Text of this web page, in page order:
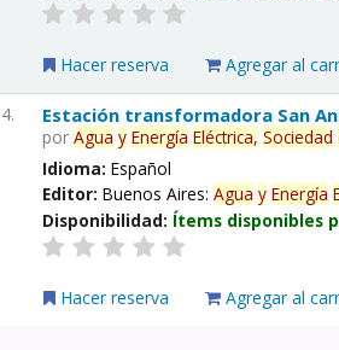
Hacer reserva Agregar al
4. Estación transformadora San
porAgua y Energía Eléctrica, Sociedad
Idioma:Español
Editor:Buenos Aires:Agua y Energía
Disponibilidad: Ítems disponibles
Hacer reserva Agregar al